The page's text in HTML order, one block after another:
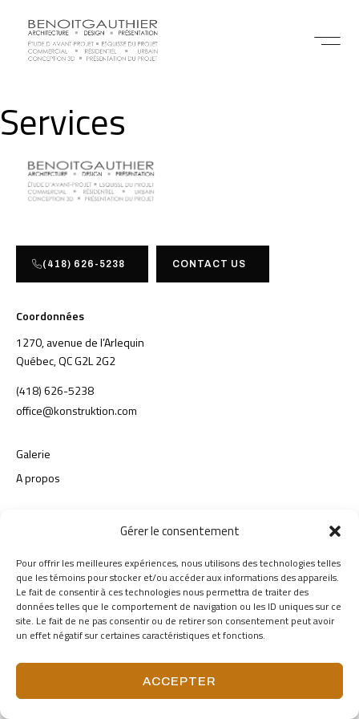
Gérer le consentement
Pour offrir les meilleures expériences, nous utilisons des technologies telles
que les témoins pour stocker et/ou accéder aux informations des appareils.
Le fait de consentir à ces technologies nous permettra de traiter des
données telles que le comportement de navigation ou les ID uniques sur ce
site. Le fait de ne pas consentir ou de retirer son consentement peut avoir
un effet négatif sur certaines caractéristiques et fonctions.
ACCEPTER
Services
(418) 626-5238 CONTACT US
Coordonnées
1270, avenue de l’Arlequin
Québec, QC G2L 2G2
(418) 626-5238
office@konstruktion.com
Galerie
A propos
Tous droits réservés © 2026 Benoit Gauthier Architecture Design.